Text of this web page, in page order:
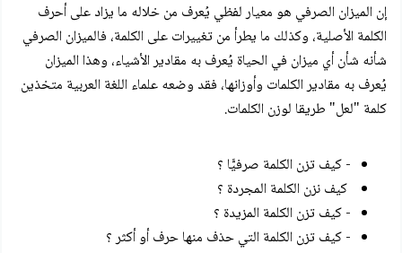
إن الميزان الصرفي هو معيار لفظي يُعرف من خلاله ما يزاد على أحرف
الكلمة الأصلية، وكذلك ما يطرأ من تغييرات على الكلمة، فالميزان الصرفي
شأنه شأن أي ميزان في الحياة يُعرف به مقادير الأشياء، وهذا الميزان
يُعرف به مقادير الكلمات وأوزانها، فقد وضعه علماء اللغة العربية متخذين
كلمة "لعل" طريقا لوزن الكلمات.
- كيف تزن الكلمة صرفيًّا ؟
كيف نزن الكلمة المجردة ؟
- كيف تزن الكلمة المزيدة ؟
- كيف تزن الكلمة التي حذف منها حرف أو أكثر ؟